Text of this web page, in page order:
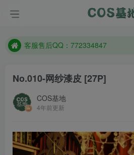
遇到任何问题加客服QQ：
客服售后QQ：772334847
防失联：百度搜索《一七天佳》，
No.010-网纱漆皮 [27P]
COS基地
4年前更新